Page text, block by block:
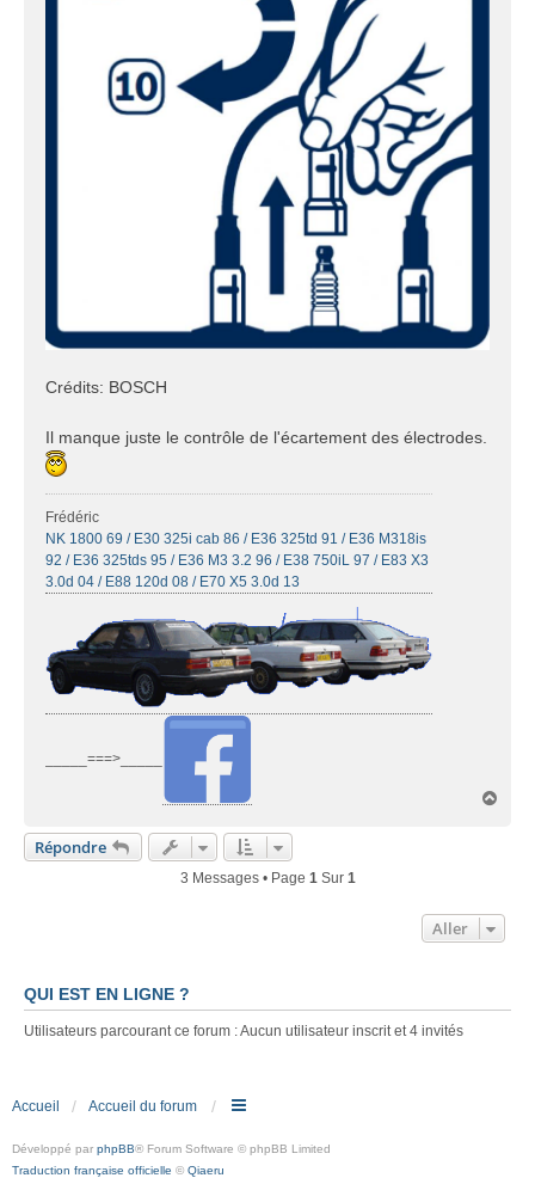
Crédits: BOSCH
Il manque juste le contrôle de l'écartement des électrodes.
Frédéric
NK 1800 69 / E30 325i cab 86 / E36 325td 91 / E36 M318is
92 / E36 325tds 95 / E36 M3 3.2 96 / E38 750iL 97 / E83 X3
3.0d 04 / E88 120d 08 / E70 X5 3.0d 13
_____===>_____
Répondre
3 Messages • Page 1 Sur 1
Aller
QUI EST EN LIGNE ?
Utilisateurs parcourant ce forum : Aucun utilisateur inscrit et 4 invités
Accueil Accueil du forum
Développé par phpBB® Forum Software © phpBB Limited
Traduction française officielle © Qiaeru